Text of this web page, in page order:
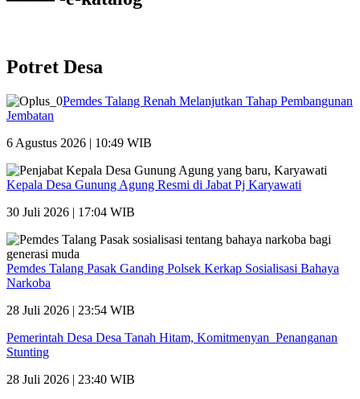
Potret Desa
Pemdes Talang Renah Melanjutkan Tahap Pembangunan
Jembatan
6 Agustus 2026 | 10:49 WIB
Kepala Desa Gunung Agung Resmi di Jabat Pj Karyawati
30 Juli 2026 | 17:04 WIB
Pemdes Talang Pasak Ganding Polsek Kerkap Sosialisasi Bahaya
Narkoba
28 Juli 2026 | 23:54 WIB
Pemerintah Desa Desa Tanah Hitam, Komitmenyan Penanganan
Stunting
28 Juli 2026 | 23:40 WIB